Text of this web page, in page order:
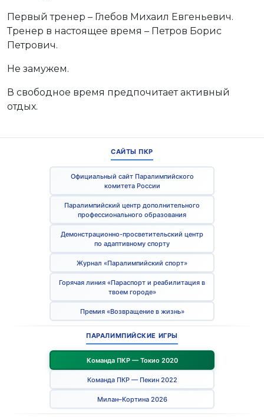
Первый тренер – Глебов Михаил Евгеньевич.
Тренер в настоящее время – Петров Борис
Петрович.
Не замужем.
В свободное время предпочитает активный
отдых.
САЙТЫ ПКР
Официальный сайт Паралимпийского
комитета России
Паралимпийский центр дополнительного
профессионального образования
Демонстрационно-просветительский центр
по адаптивному спорту
Журнал «Паралимпийский спорт»
Горячая линия «Параспорт и реабилитация в
твоем городе»
Премия «Возвращение в жизнь»
ПАРАЛИМПИЙСКИЕ ИГРЫ
Команда ПКР — Токио 2020
Команда ПКР — Пекин 2022
Милан–Кортина 2026